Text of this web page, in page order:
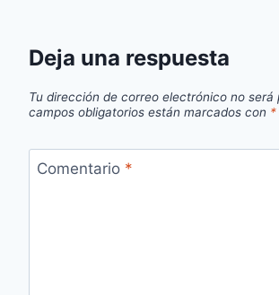
Deja una respuesta
Tu dirección de correo electrónico no será
campos obligatorios están marcados con *
Comentario *